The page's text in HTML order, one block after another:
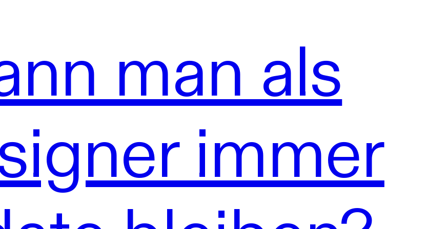
man als
immer